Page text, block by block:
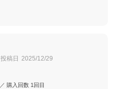
投稿日 2025/12/29
／ 購入回数 1回目